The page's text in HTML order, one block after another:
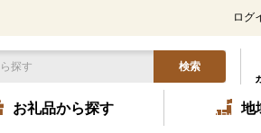
ログ
検索
お礼品から探す 地